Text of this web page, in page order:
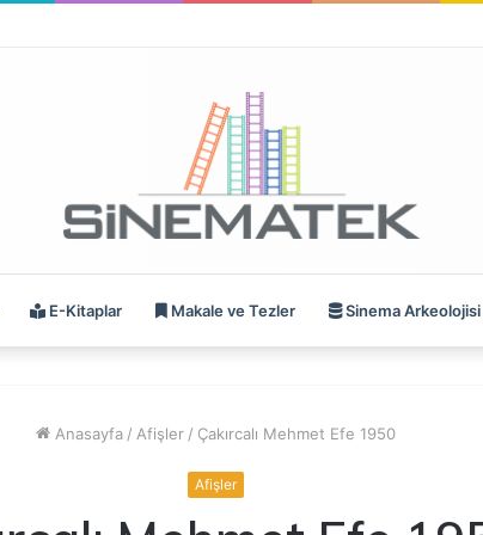
E-Kitaplar Makale ve Tezler Sinema Arkeolojisi
Anasayfa / Afişler / Çakırcalı Mehmet Efe 1950
Afişler